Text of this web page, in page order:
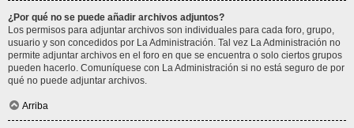
¿Por qué no se puede añadir archivos adjuntos?
Los permisos para adjuntar archivos son individuales para cada foro, grupo,
usuario y son concedidos por La Administración. Tal vez La Administración no
permite adjuntar archivos en el foro en que se encuentra o solo ciertos grupos
pueden hacerlo. Comuníquese con La Administración si no está seguro de por
qué no puede adjuntar archivos.
Arriba